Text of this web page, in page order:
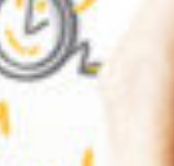
Über